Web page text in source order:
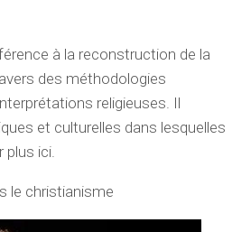
à la reconstruction de la
des méthodologies
religieuses. Il
et culturelles dans lesquelles
plus ici.
le christianisme